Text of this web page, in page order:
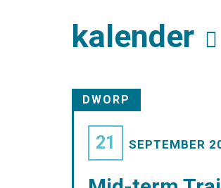
kalender
DWORP
21 SEPTEMBER